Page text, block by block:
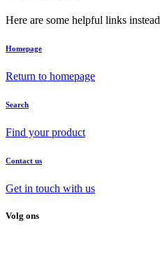
Here are some helpful links instead
Homepage
Return to homepage
Search
Find your product
Contact us
Get in touch with us
Volg ons